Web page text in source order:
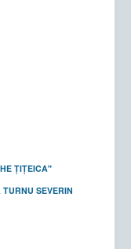
ŢIŢEICA"
SEVERIN